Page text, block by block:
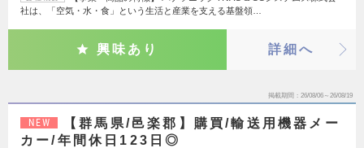
社は、「空気・水・食」という生活と産業を支える基盤領…
興味あり 詳細へ
掲載期間 26/08/06～26/08/19
NEW
【群馬県/邑楽郡】購買/輸送用機器メー
カー/年間休日123日◎